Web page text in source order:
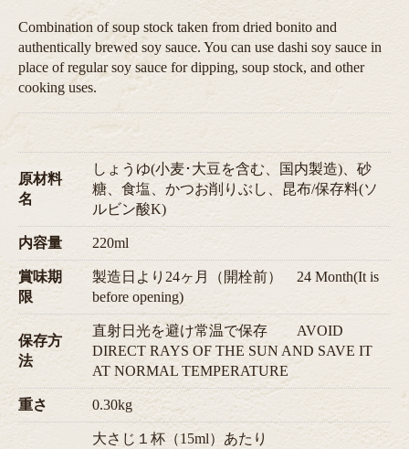
Combination of soup stock taken from dried bonito and
authentically brewed soy sauce. You can use dashi soy sauce in
place of regular soy sauce for dipping, soup stock, and other
cooking uses.
原材料
名
しょうゆ(小麦･大豆を含む、国内製造)、砂
糖、食塩、かつお削りぶし、昆布/保存料(ソ
ルビン酸K)
内容量 220ml
賞味期
限
製造日より24ヶ月（開栓前） 24 Month(It is
before opening)
保存方
法
直射日光を避け常温で保存 AVOID
DIRECT RAYS OF THE SUN AND SAVE IT
AT NORMAL TEMPERATURE
重さ 0.30kg
大さじ１杯（15ml）あたり